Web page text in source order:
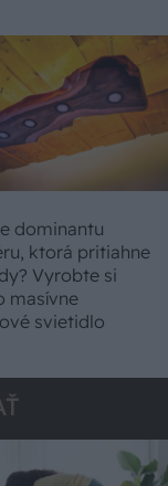
dominantu
ktorá pritiahne
Vyrobte si
masívne
svietidlo